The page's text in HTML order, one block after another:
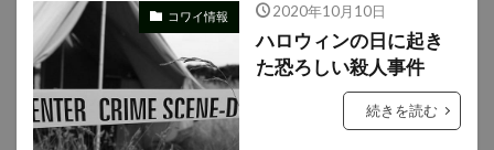
コワイ情報 2020年10月10日
ハロウィンの日に起き
た恐ろしい殺人事件
続きを読む